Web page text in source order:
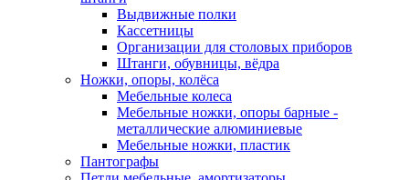
Выдвижные полки
Кассетницы
Организации для столовых приборов
Штанги, обувницы, вёдра
Ножки, опоры, колёса
Мебельные колеса
Мебельные ножки, опоры барные -
металлические алюминиевые
Мебельные ножки, пластик
Пантографы